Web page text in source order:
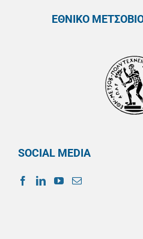
ΕΘΝΙΚΟ
SOCIAL MEDIA